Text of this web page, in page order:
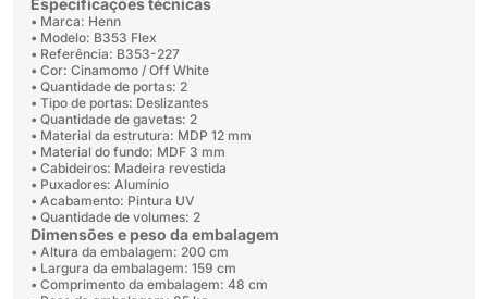
Especificações técnicas
• Marca: Henn
• Modelo: B353 Flex
• Referência: B353-227
• Cor: Cinamomo / Off White
• Quantidade de portas: 2
• Tipo de portas: Deslizantes
• Quantidade de gavetas: 2
• Material da estrutura: MDP 12 mm
• Material do fundo: MDF 3 mm
• Cabideiros: Madeira revestida
• Puxadores: Alumínio
• Acabamento: Pintura UV
• Quantidade de volumes: 2
Dimensões e peso da embalagem
• Altura da embalagem: 200 cm
• Largura da embalagem: 159 cm
• Comprimento da embalagem: 48 cm